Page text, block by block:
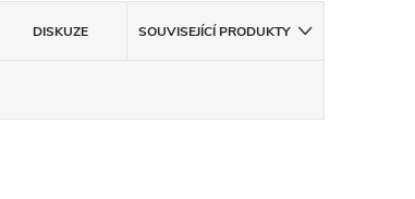
DISKUZE SOUVISEJÍCÍ PRODUKTY